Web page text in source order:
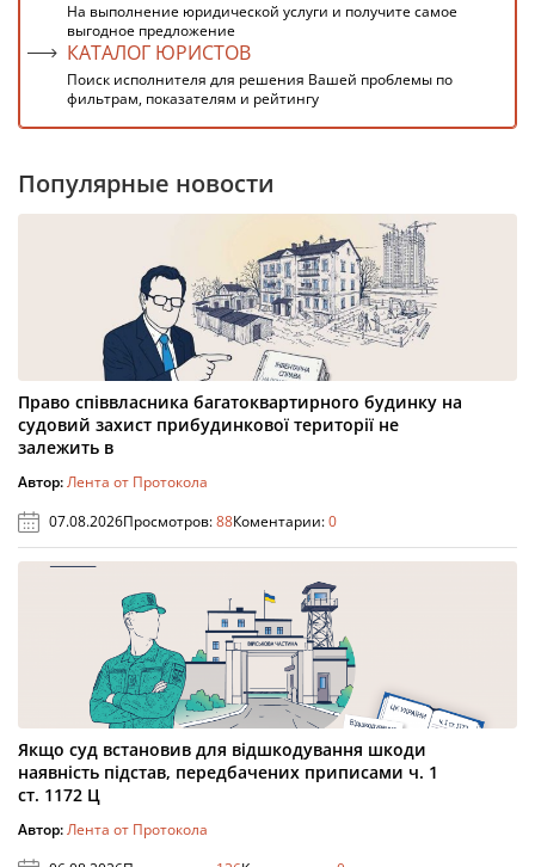
На выполнение юридической услуги и получите самое
выгодное предложение
КАТАЛОГ ЮРИСТОВ
Поиск исполнителя для решения Вашей проблемы по
фильтрам, показателям и рейтингу
Популярные новости
Право співвласника багатоквартирного будинку на
судовий захист прибудинкової території не
залежить в
Автор:Лента от Протокола
07.08.2026Просмотров:88Коментарии:0
Якщо суд встановив для відшкодування шкоди
наявність підстав, передбачених приписами ч. 1
ст. 1172 Ц
Автор:Лента от Протокола